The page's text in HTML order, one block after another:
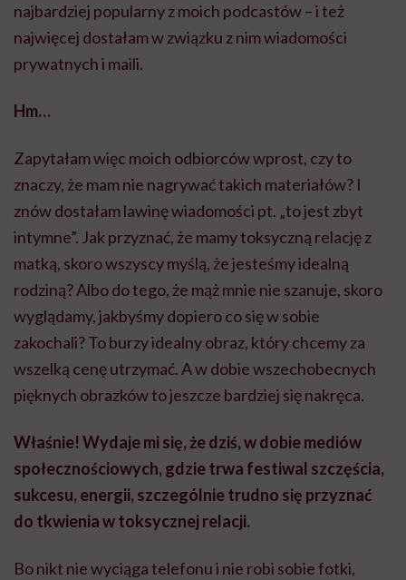
najbardziej popularny z moich podcastów – i też
najwięcej dostałam w związku z nim wiadomości
prywatnych i maili.
Hm…
Zapytałam więc moich odbiorców wprost, czy to
znaczy, że mam nie nagrywać takich materiałów? I
znów dostałam lawinę wiadomości pt. „to jest zbyt
intymne”. Jak przyznać, że mamy toksyczną relację z
matką, skoro wszyscy myślą, że jesteśmy idealną
rodziną? Albo do tego, że mąż mnie nie szanuje, skoro
wyglądamy, jakbyśmy dopiero co się w sobie
zakochali? To burzy idealny obraz, który chcemy za
wszelką cenę utrzymać. A w dobie wszechobecnych
pięknych obrazków to jeszcze bardziej się nakręca.
Właśnie! Wydaje mi się, że dziś, w dobie mediów
społecznościowych, gdzie trwa festiwal szczęścia,
sukcesu, energii, szczególnie trudno się przyznać
do tkwienia w toksycznej relacji.
Bo nikt nie wyciąga telefonu i nie robi sobie fotki,